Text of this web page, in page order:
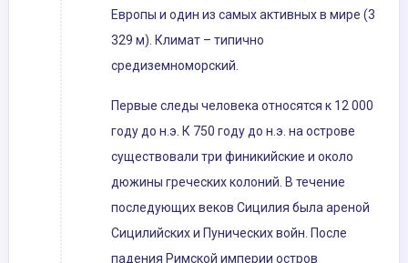
Европы и один из самых активных в мире (3
329 м). Климат – типично
средиземноморский.
Первые следы человека относятся к 12 000
году до н.э. К 750 году до н.э. на острове
существовали три финикийские и около
дюжины греческих колоний. В течение
последующих веков Сицилия была ареной
Сицилийских и Пунических войн. После
падения Римской империи остров